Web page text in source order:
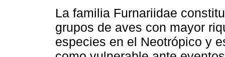
La familia Furnariidae
grupos de aves con mayor
especies en el Neotrópico y